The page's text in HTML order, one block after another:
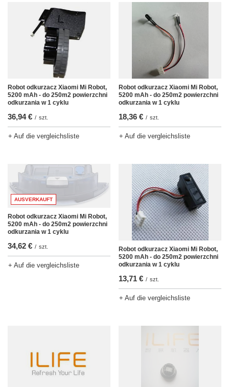
Robot odkurzacz Xiaomi Mi Robot,
5200 mAh - do 250m2 powierzchni
odkurzania w 1 cyklu
36,94 € / szt.
+ Auf die vergleichsliste
Robot odkurzacz Xiaomi Mi Robot,
5200 mAh - do 250m2 powierzchni
odkurzania w 1 cyklu
18,36 € / szt.
+ Auf die vergleichsliste
AUSVERKAUFT
Robot odkurzacz Xiaomi Mi Robot,
5200 mAh - do 250m2 powierzchni
odkurzania w 1 cyklu
34,62 € / szt.
+ Auf die vergleichsliste
Robot odkurzacz Xiaomi Mi Robot,
5200 mAh - do 250m2 powierzchni
odkurzania w 1 cyklu
13,71 € / szt.
+ Auf die vergleichsliste